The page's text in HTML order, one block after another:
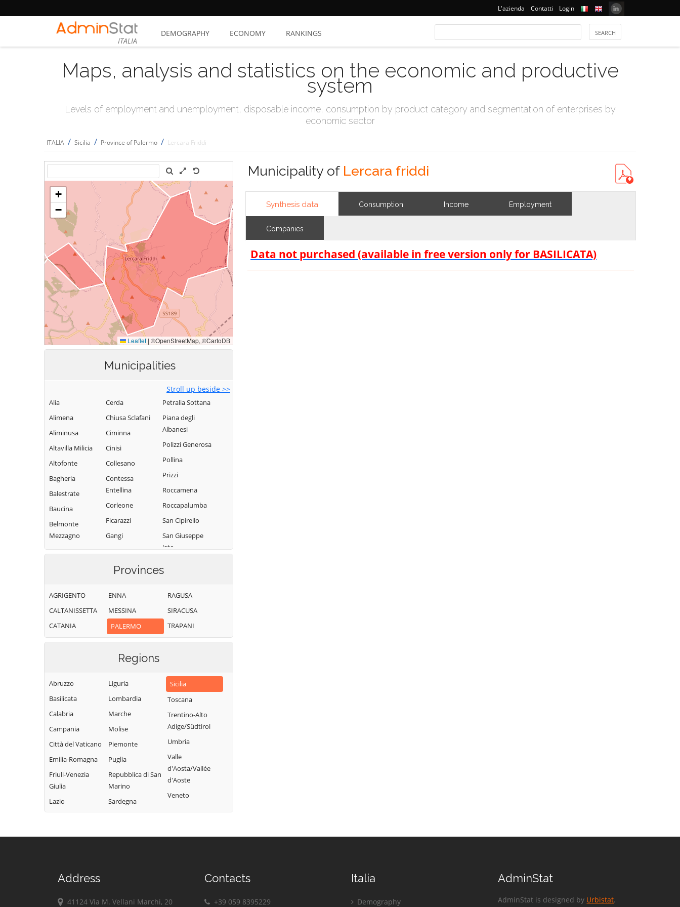
L'azienda Contatti Login
ITALIA
DEMOGRAPHY ECONOMY RANKINGS
Maps, analysis and statistics on the economic and productive
system
Levels of employment and unemployment, disposable income, consumption by product category and segmentation of enterprises by
economic sector
ITALIA / Sicilia / Province of Palermo / Lercara Friddi
Municipalities
Stroll up beside >>
Alia
Alimena
Aliminusa
Altavilla Milicia
Altofonte
Bagheria
Balestrate
Baucina
Belmonte
Mezzagno
Bisacquino
Bompietro
Borgetto
Caccamo
Caltavuturo
Campofelice di
Roccella
Campofiorito
Camporeale
Capaci
Carini
Castelbuono
Casteldaccia
Castellana Sicula
Cerda
Chiusa Sclafani
Ciminna
Cinisi
Collesano
Contessa
Entellina
Corleone
Ficarazzi
Gangi
Geraci Siculo
Giardinello
Godrano
Gratteri
Isnello
Isola delle
Femmine
Lercara Friddi
Marineo
Mezzojuso
Misilmeri
Monreale
Montelepre
Montemaggiore
Belsito
Palazzo Adriano
Petralia Sottana
Piana degli
Albanesi
Polizzi Generosa
Pollina
Prizzi
Roccamena
Roccapalumba
San Cipirello
San Giuseppe
Jato
Castelverde
Gela
Santa Flavia
Sciara
Termini Imerese
Terrasini
Trabia
Trappeto
Ustica
Valledolmo
Ventimiglia di
Sicilia
Provinces
AGRIGENTO
CALTANISSETTA
CATANIA
ENNA
MESSINA
PALERMO
RAGUSA
SIRACUSA
TRAPANI
Regions
Abruzzo
Basilicata
Calabria
Campania
Città del Vaticano
Emilia-Romagna
Friuli-Venezia
Giulia
Lazio
Liguria
Lombardia
Marche
Molise
Piemonte
Puglia
Repubblica di San
Marino
Sardegna
Sicilia
Toscana
Trentino-Alto
Adige/Südtirol
Umbria
Valle
d'Aosta/Vallée
d'Aoste
Veneto
Municipality of Lercara friddi
Synthesis data Consumption Income Employment
Companies
Data not purchased (available in free version only for BASILICATA)
Address
41124 Via M. Vellani Marchi, 20
Contacts
+39 059 8395229
Italia
Demography
AdminStat
AdminStat is designed by Urbistat.